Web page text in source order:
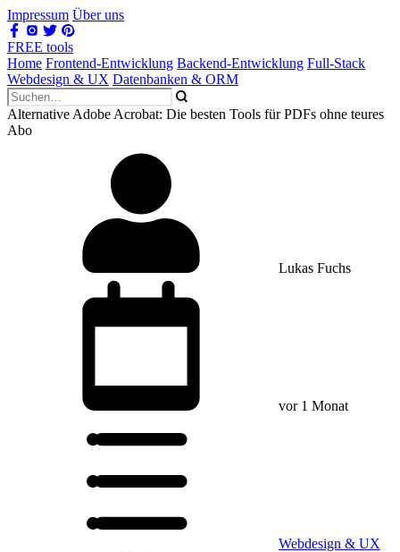
Impressum Über uns
FREE tools
Home Frontend-Entwicklung Backend-Entwicklung Full-Stack
Webdesign & UX Datenbanken & ORM
Alternative Adobe Acrobat: Die besten Tools für PDFs ohne teures
Abo
Lukas Fuchs
vor 1 Monat
Webdesign & UX